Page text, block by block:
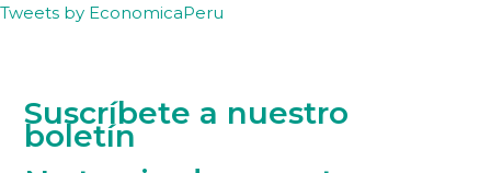
Tweets by EconomicaPeru
Suscríbete a nuestro
boletín